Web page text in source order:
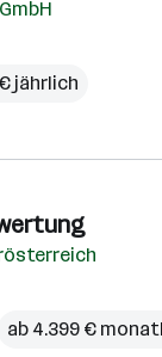
jährlich
ab 4.399 €